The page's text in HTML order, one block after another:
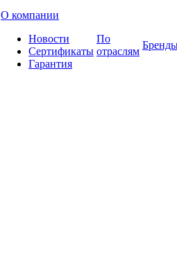
О компании
Новости
Сертификаты
Гарантия
По
отраслям